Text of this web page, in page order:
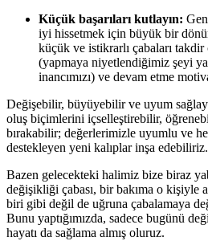
Küçük başarıları kutlayın:
iyi hissetmek için büyük bir
küçük ve istikrarlı çabaları
(yapmaya niyetlendiğimiz şeyi
inancımızı) ve devam etme
Değişebilir, büyüyebilir ve uyum
oluş biçimlerini içselleştirebilir,
bırakabilir; değerlerimizle uyumlu ve
destekleyen yeni kalıplar inşa edebiliriz.
Bazen gelecekteki halimiz bize biraz
değişikliği çabası, bir bakıma o kişiyle
biri gibi değil de uğruna çabalamaya
Bunu yaptığımızda, sadece bugünü
hayatı da sağlama almış oluruz.